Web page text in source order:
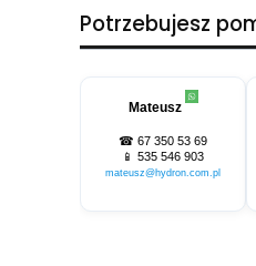
Potrzebujesz
Mateusz
☎ 67 350 53 69
📱 535 546 903
mateusz@hydron.com.pl